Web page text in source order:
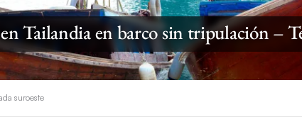
Tailandia en barco sin tripulación –
suroeste